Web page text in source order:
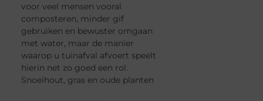
voor veel mensen vooral
composteren, minder gif
gebruiken en bewuster omgaan
met water, maar de manier
waarop u tuinafval afvoert speelt
hierin net zo goed een rol.
Snoeihout, gras en oude planten